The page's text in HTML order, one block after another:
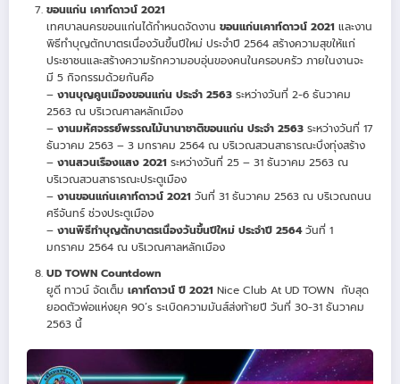
ขอนแก่น เคาท์ดาวน์ 2021
เทศบาลนครขอนแก่นได้กำหนดจัดงาน ขอนแก่นเคาท์ดาวน์ 2021 และงาน
พิธีทำบุญตักบาตรเนื่องวันขึ้นปีใหม่ ประจำปี 2564 สร้างความสุขให้แก่
ประชาชนและสร้างความรักความอบอุ่นของคนในครอบครัว ภายในงานจะ
มี 5 กิจกรรมด้วยกันคือ
– งานบุญคูนเมืองขอนแก่น ประจำ 2563 ระหว่างวันที่ 2-6 ธันวาคม
2563 ณ บริเวณศาลหลักเมือง
– งานมหัศจรรย์พรรณไม้นานาชาติขอนแก่น ประจำ 2563 ระหว่างวันที่ 17
ธันวาคม 2563 – 3 มกราคม 2564 ณ บริเวณสวนสาธารณะบึงทุ่งสร้าง
– งานสวนเรืองแสง 2021 ระหว่างวันที่ 25 – 31 ธันวาคม 2563 ณ
บริเวณสวนสาธารณะประตูเมือง
– งานขอนแก่นเคาท์ดาวน์ 2021 วันที่ 31 ธันวาคม 2563 ณ บริเวณถนน
ศรีจันทร์ ช่วงประตูเมือง
– งานพิธีทำบุญตักบาตรเนื่องวันขึ้นปีใหม่ ประจำปี 2564วันที่ 1
มกราคม 2564 ณ บริเวณศาลหลักเมือง
UD TOWN Countdown
ยูดี ทาวน์ จัดเต็ม เคาท์ดาวน์ ปี 2021 Nice Club At UD TOWN กับสุด
ยอดตัวพ่อแห่งยุค 90’s ระเบิดความมันส์ส่งท้ายปี วันที่ 30-31 ธันวาคม
2563 นี้